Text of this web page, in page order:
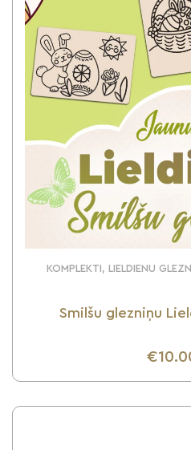
KOMPLEKTI, LIELDIENU
Smilšu glezniņu
UZZINI